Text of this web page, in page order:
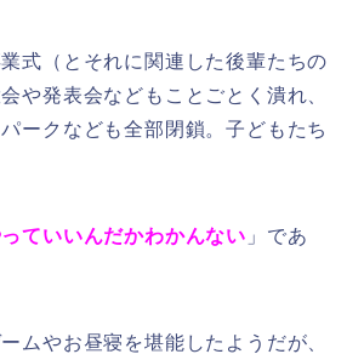
式（とそれに関連した後輩たちの
や発表会などもことごとく潰れ、
ークなども全部閉鎖。子どもたち
ていいんだかわかんない 」であ
ムやお昼寝を堪能したようだが、